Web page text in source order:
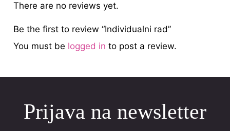
There are no reviews yet.
Be the first to review “Individualni rad”
You must be logged in to post a review.
Prijava na newsletter